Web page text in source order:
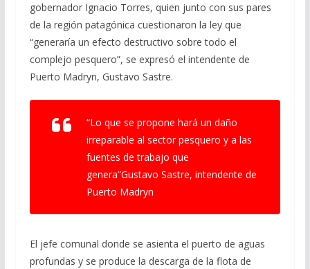
gobernador Ignacio Torres, quien junto con sus pares
de la región patagónica cuestionaron la ley que
“generaría un efecto destructivo sobre todo el
complejo pesquero”, se expresó el intendente de
Puerto Madryn, Gustavo Sastre.
“Lo que se propone hará un daño
irreparable al sector pesquero y a las
fuentes de trabajo que
genera”Gustavo Sastre, intendente de
Puerto Madryn
El jefe comunal donde se asienta el puerto de aguas
profundas y se produce la descarga de la flota de